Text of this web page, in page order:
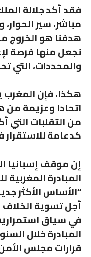
فقد أكد جلالة
مباشر، سير
هدفنا هو الخروج
نجعل منها فرصة
والمحددات، التي
هكذا، فإن المغرب
اتحادا وعزيمة من
من التقلبات التي
كدعامة للاستقرار
إن موقف إسبانيا
المبادرة المغربية
“الأساس الأكثر
أجل تسوية الخلاف
في سياق
المبادرة خلال
قرارات مجلس الأمن